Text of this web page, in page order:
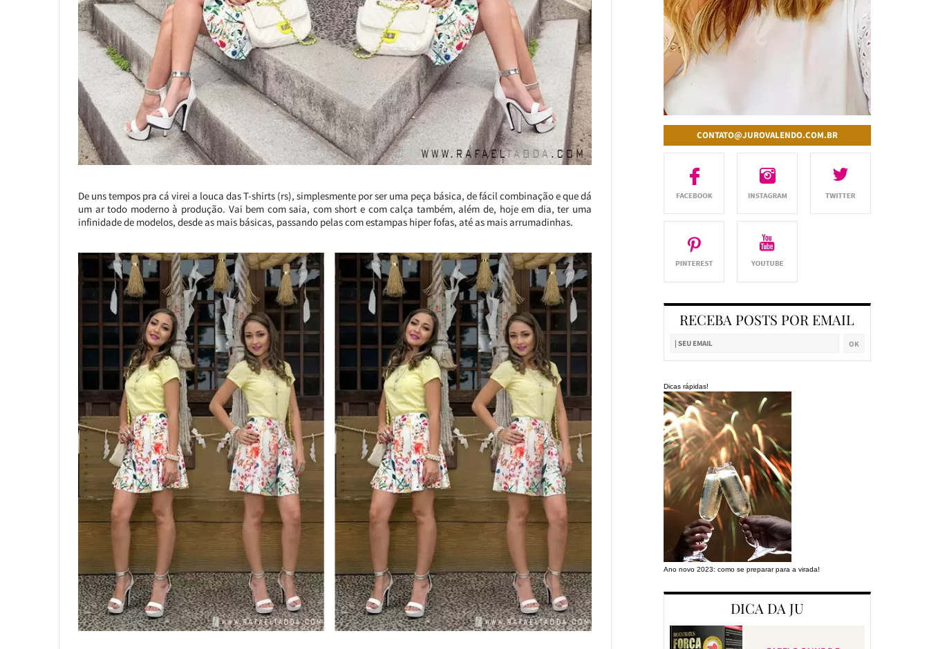
De uns tempos pra cá virei a louca das T-shirts (rs), simplesmente por ser uma peça básica, de fácil combinação e que dá
um ar todo moderno à produção. Vai bem com saia, com short e com calça também, além de, hoje em dia, ter uma
infinidade de modelos, desde as mais básicas, passando pelas com estampas hiper fofas, até as mais arrumadinhas.
CONTATO@JUROVALENDO.COM.BR
RECEBA POSTS POR EMAIL
Dicas rápidas!
Ano novo 2023: como se preparar para a virada!
DICA DA JU